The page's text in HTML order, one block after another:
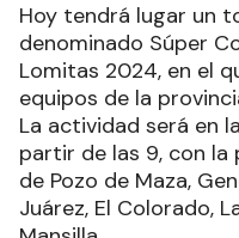
Hoy tendrá lugar un
denominado Súper
Lomitas 2024, en el
equipos de la
La actividad será en
partir de las 9, con
de Pozo de Maza,
Juárez, El Colorado,